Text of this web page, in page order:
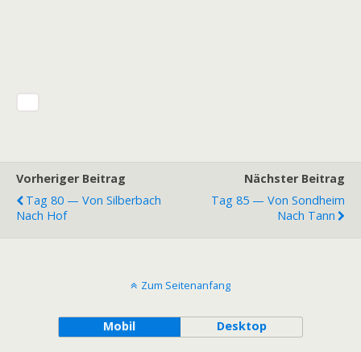
Vorheriger Beitrag
Tag 80 — Von Silberbach
Nach Hof
Nächster Beitrag
Tag 85 — Von Sondheim
Nach Tann
Zum Seitenanfang
Mobil Desktop